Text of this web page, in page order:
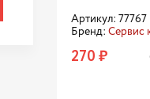
Артикул: 77767
Бренд: Сервис
270 ₽